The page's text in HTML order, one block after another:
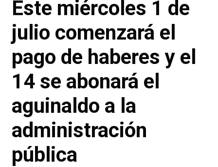
Este miércoles 1 de
julio comenzará el
pago de haberes y el
14 se abonará el
aguinaldo a la
administración
pública